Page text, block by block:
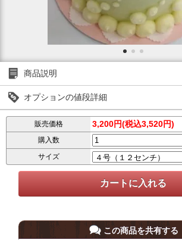
商品説明
オプションの値段詳細
販売価格 3,200円(税込3,520円)
購入数
サイズ
この商品を共有する